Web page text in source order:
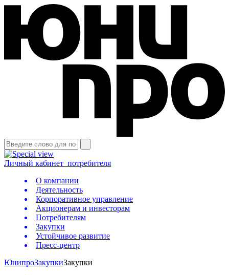
Личный кабинет потребителя
О компании
Деятельность
Корпоративное управление
Акционерам и инвесторам
Потребителям
Закупки
Устойчивое развитие
Пресс-центр
ЮнипроЗакупкиЗакупки